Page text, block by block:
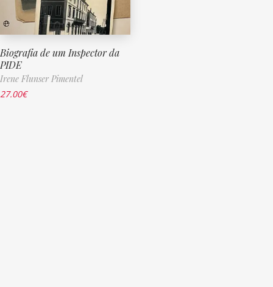
Biografia de um Inspector da
PIDE
Irene Flunser Pimentel
27.00€